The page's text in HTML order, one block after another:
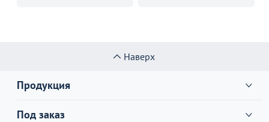
Наверх
Продукция
Под заказ